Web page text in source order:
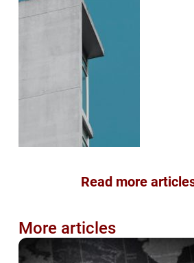
Read more
More articles